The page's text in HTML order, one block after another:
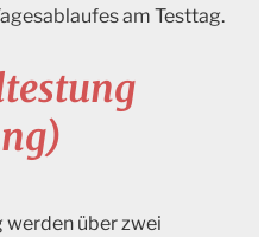
am Testtag.
werden über zwei